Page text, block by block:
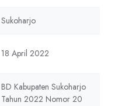
Sukoharjo
18 April 2022
BD Kabupaten Sukoharjo
Tahun 2022 Nomor 20